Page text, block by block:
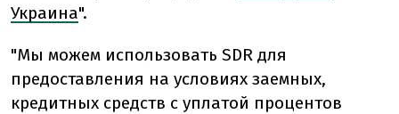
Украина".
"Мы можем использовать SDR для
предоставления на условиях заемных,
кредитных средств с уплатой процентов